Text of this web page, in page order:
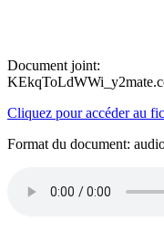
Document joint:
Cliquez pour accéder au
Format du document: